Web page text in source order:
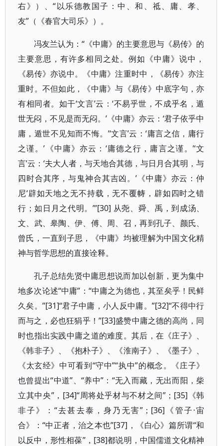
右》）、“以乐德教国子：中、和、祗、庸、孝、
友”（《春官大司乐》）。
冯友兰认为：“《中庸》的主要意思与《易传》的
主要意思，有许多相同之处。例如《中庸》说中，
《易传》亦说中。《中庸》注重时中，《易传》亦注
重时。不但如此，《中庸》与《易传》中底字句，亦
有相同者。如干‘文言’云：‘不易乎世，不成乎名，遁
世无闷，不见是而无闷。’《中庸》亦云：‘君子依乎中
庸，遁世不见知而不悔。’‘文言’云：‘庸言之信，庸行
之谨。’《中庸》亦云：‘庸德之行，庸言之谨。’‘文
言’云：‘夫大人者，与天地合其德，与日月合其明，与
四时合其序，与鬼神合其吉凶。’《中庸》亦云：仲
尼‘辟如天地之无不持载，无不覆帱，辟如四时之错
行；如日月之代明。’”[30] 从尧、舜、禹，到成汤、
文、武、皋陶、伊、傅、周、召，再到孔子、颜氏、
曾氏，一直到子思，《中庸》均被理解为中国文化精
神与哲学思想的直接诠释。
孔子总结先贤中庸思想说而加以创新，更为集中
地多次论述“中庸”：“中庸之为德也，其至矣乎！民鲜
久矣。”[31]“君子中庸，小人反中庸。”[32]“不得中行
而与之，必也狂狷乎！”[33]盛赞中庸之德的高尚，同
时也指出实践中庸之道的难度。其后，在《庄子》、
《韩非子》、《抱朴子》、《淮南子》、《墨子》、
《太玄经》中可看到“守中”“执中”的概念。《庄子》
也曾提出“中道”、“养中”：“无入而藏，无出而阳，柴
立其中央”，[34]“周将处乎材与不材之间”；[35]《韩
非子》：“去甚去泰，身乃无害”；[36]《管子·宙
合》：“中正者，治之本也”[37]，《白心》篇所谓“和
以反中，形性相葆”，[38]都说明，中国儒道文化精神